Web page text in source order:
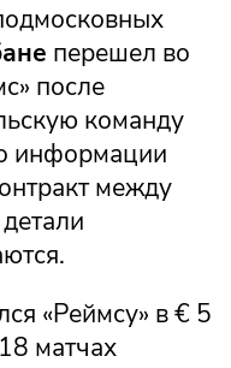
перешел во
после
команду
информации
между
«Реймсу» в € 5
матчах